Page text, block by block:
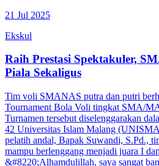
21 Jul 2025
Ekskul
Raih Prestasi Spektakuler,
Piala Sekaligus
Tim voli SMANAS putra dan putri
Tournament Bola Voli tingkat SMA/
Turnamen tersebut diselenggarakan
42 Universitas Islam Malang
pelatih andal, Bapak Suwandi, S.Pd.,
mampu berlenggang menjadi juara I
&#8220;Alhamdulillah, saya sangat